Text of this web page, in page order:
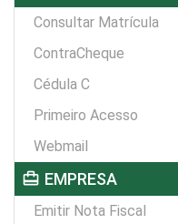
Consultar Matrícula
ContraCheque
Cédula C
Primeiro Acesso
Webmail
card_travel EMPRESA
Emitir Nota Fiscal